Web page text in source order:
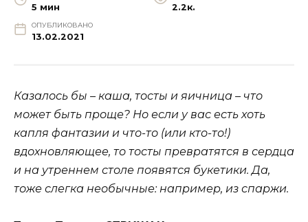
5 мин 2.2к.
ОПУБЛИКОВАНО
13.02.2021
Казалось бы – каша, тосты и яичница – что
может быть проще? Но если у вас есть хоть
капля фантазии и что-то (или кто-то!)
вдохновляющее, то тосты превратятся в сердца
и на утреннем столе появятся букетики. Да,
тоже слегка необычные: например, из спаржи.